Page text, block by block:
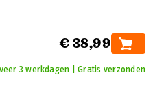
€ 38,99
3 werkdagen | Gratis verzonden